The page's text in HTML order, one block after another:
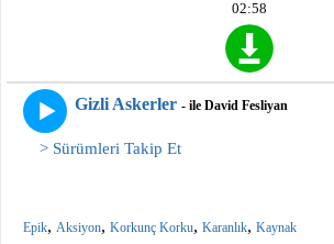
02:58
Gizli Askerler - ile David Fesliyan
> Sürümleri Takip Et
Epik, Aksiyon, Korkunç Korku, Karanlık, Kaynak